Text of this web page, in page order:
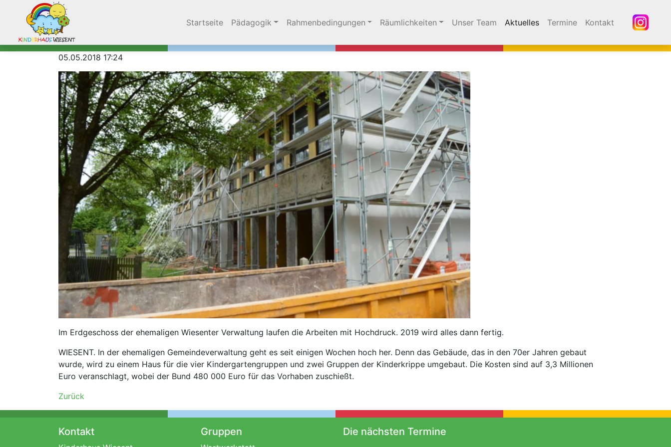
Navigation überspringen
Startseite Pädagogik Rahmenbedingungen Räumlichkeiten Unser Team Aktuelles Termine Kontakt
05.05.2018 17:24
Im Erdgeschoss der ehemaligen Wiesenter Verwaltung laufen die Arbeiten mit Hochdruck. 2019 wird alles dann fertig.
WIESENT. In der ehemaligen Gemeindeverwaltung geht es seit einigen Wochen hoch her. Denn das Gebäude, das in den 70er Jahren gebaut
wurde, wird zu einem Haus für die vier Kindergartengruppen und zwei Gruppen der Kinderkrippe umgebaut. Die Kosten sind auf 3,3 Millionen
Euro veranschlagt, wobei der Bund 480 000 Euro für das Vorhaben zuschießt.
Zurück
Kontakt Gruppen Die nächsten Termine